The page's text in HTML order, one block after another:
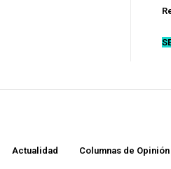
Actualidad Columnas de Opinión